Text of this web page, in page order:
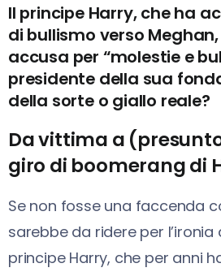
Il principe Harry, che ha
di bullismo verso
accusa per “molestie e
presidente della sua
della sorte o giallo reale?
Da vittima a
giro di boomerang di
Se non fosse una faccenda
sarebbe da ridere per l’ironia
principe Harry, che per anni